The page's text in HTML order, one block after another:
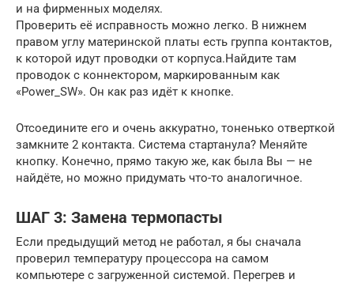
и на фирменных моделях.
Проверить её исправность можно легко. В нижнем
правом углу материнской платы есть группа контактов,
к которой идут проводки от корпуса.Найдите там
проводок c коннектором, маркированным как
«Power_SW». Он как раз идёт к кнопке.
Отсоедините его и очень аккуратно, тоненько отверткой
замкните 2 контакта. Система стартанула? Меняйте
кнопку. Конечно, прямо такую же, как была Вы — не
найдёте, но можно придумать что-то аналогичное.
ШАГ 3: Замена термопасты
Если предыдущий метод не работал, я бы сначала
проверил температуру процессора на самом
компьютере с загруженной системой. Перегрев и